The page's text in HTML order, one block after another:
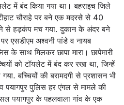
में बंद किया गया था। बहराइच जिले
चौराहे पर बने एक मदरसे से 40
से हड़कंप मच गया. दुकान के अंदर बने
एसडीएम अश्वनी पांडे व नायब
के साथ मिलकर छापा मारा। छापेमारी
को टॉयलेट में बंद कर रखा था, जिन्हें
बच्चियों की बरामदगी से प्रशासन भी
पयागपुर पुलिस हर एंगल से मामले की
पयागपुर के पहलवाला गांव के एक